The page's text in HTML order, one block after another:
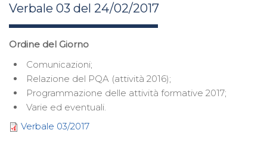
Verbale 03 del 24/02/2017
Ordine del Giorno
Comunicazioni;
Relazione del PQA (attività 2016);
Programmazione delle attività formative 2017;
Varie ed eventuali.
Verbale 03/2017